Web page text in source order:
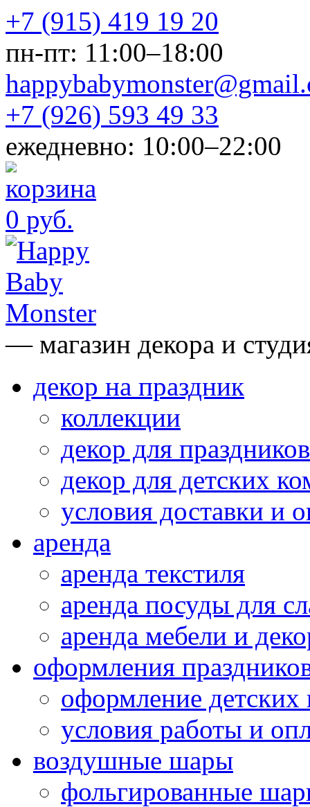
+7 (915) 419 19 20
пн-пт: 11:00–18:00
+7 (926) 593 49 33
ежедневно: 10:00–22:00
0 руб.
— магазин декора и
декор на праздник
коллекции
декор для праздников
декор для детских
условия доставки и
аренда
аренда текстиля
аренда посуды для
аренда мебели и
оформления
оформление детских
условия работы и
воздушные шары
фольгированные